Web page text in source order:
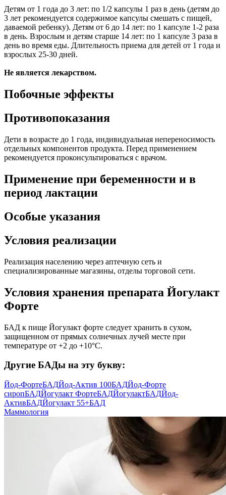
Детям от 1 года до 3 лет: по 1/2 капсулы 1 раз в день (детям до
3 лет рекомендуется содержимое капсулы смешать с пищей,
даваемой ребенку). Детям от 6 до 14 лет: по 1 капсуле 1-2 раза
в день. Взрослым и детям старше 14 лет: по 1 капсуле 3 раза в
день во время еды. Длительность приема для детей от 1 года и
взрослых 25-30 дней.
Не является лекарством.
Побочные эффекты
Противопоказания
Дети в возрасте до 1 года, индивидуальная непереносимость
отдельных компонентов продукта. Перед применением
рекомендуется проконсультироваться с врачом.
Применение при беременности и в
период лактации
Особые указания
Условия реализации
Реализация населению через аптечную сеть и
специализированные магазины, отделы торговой сети.
Условия хранения препарата Йогулакт
Форте
БАД к пище Йогулакт форте следует хранить в сухом,
защищенном от прямых солнечных лучей месте при
температуре от +2 до +10°С.
Другие БАДы на эту букву:
Йод-ФортеБАДЙод-Актив 100БАДЙод-Форте
сиропБАДЙогулакт ФортеБАДЙогулактБАДЙод-
АктивБАДЙогулакт 55+БАД
Маммология